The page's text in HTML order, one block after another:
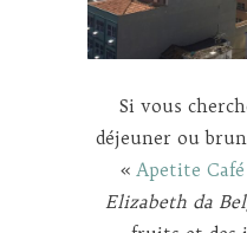
Si vous
déjeuner ou
« Apetite Café
Elizabeth da